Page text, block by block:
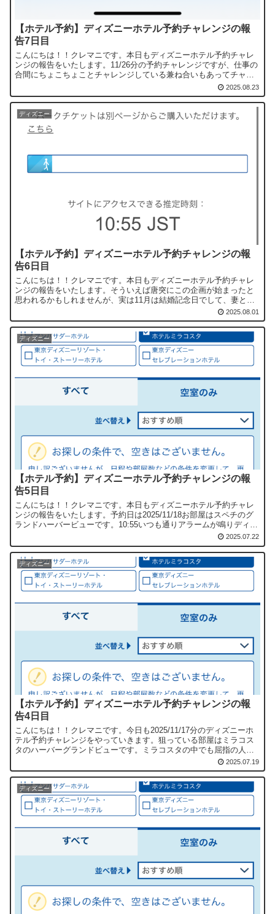
【ホテル予約】ディズニーホテル予約チャレンジの報
告7日目
こんにちは！！クレマニです。本日もディズニーホテル予約チャレ
ンジの報告をいたします。11/26分の予約チャレンジですが、仕事の
合間にちょこちょことチャレンジしている兼ね合いもあってチャレ
ンジできない日があるので間隔が開く時があります。10:... 2025.08.23
ディズニー
【ホテル予約】ディズニーホテル予約チャレンジの報
告6日目
こんにちは！！クレマニです。本日もディズニーホテル予約チャレ
ンジの報告をいたします。そういえば唐突にこの企画が始まったと
思われるかもしれませんが、実は11月は結婚記念日でして、妻とミ
ラコスタに泊まりたいねって話をしておりました。その中でもテ...
2025.08.01
ディズニー
【ホテル予約】ディズニーホテル予約チャレンジの報
告5日目
こんにちは！！クレマニです。本日もディズニーホテル予約チャレ
ンジの報告をいたします。予約日は2025/11/18お部屋はスペチのグ
ランドハーバービューです。10:55いつも通りアラームが鳴りディズ
2025.07.22
ディズニー
【ホテル予約】ディズニーホテル予約チャレンジの報
告4日目
こんにちは！！クレマニです。今日も2025/11/17分のディズニーホ
テル予約チャレンジをやっていきます。狙っている部屋はミラコス
タのハーバーグランドビューです。ミラコスタの中でも屈指の人気
部屋で予約が取れないことで有名ですね。ホテル予約に... 2025.07.19
ディズニー